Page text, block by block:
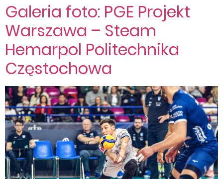
Galeria foto: PGE Projekt
Warszawa – Steam
Hemarpol Politechnika
Częstochowa